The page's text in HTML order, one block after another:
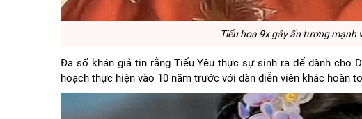
Tiểu hoa 9x gây ấn tượng mạnh
Đa số khán giả tin rằng Tiểu Yêu thực sự sinh ra để dành cho
hoạch thực hiện vào 10 năm trước với dàn diễn viên khác hoàn